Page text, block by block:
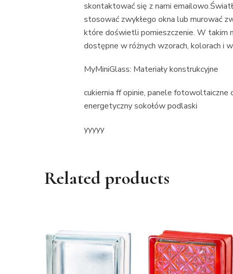
skontaktować się z nami
stosować zwykłego okna lub murować
które doświetli pomieszczenie. W takim
dostępne w różnych wzorach, kolorach i
MyMiniGlass: Materiały konstrukcyjne
cukiernia ff opinie, panele fotowoltaiczne
energetyczny sokołów podlaski
yyyyy
Related products